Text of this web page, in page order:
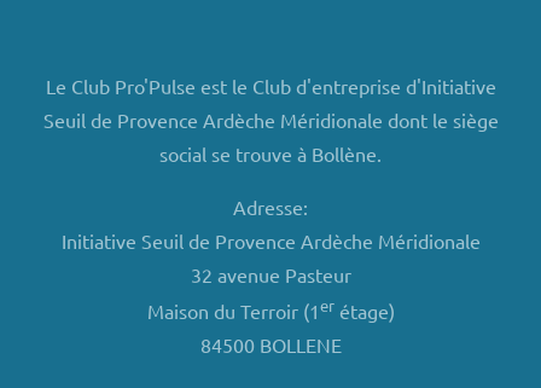
Le Club Pro'Pulse est le Club d'entreprise d'Initiative
Seuil de Provence Ardèche Méridionale dont le siège
social se trouve à Bollène.
Adresse:
Initiative Seuil de Provence Ardèche Méridionale
32 avenue Pasteur
Maison du Terroir (1erétage)
84500 BOLLENE